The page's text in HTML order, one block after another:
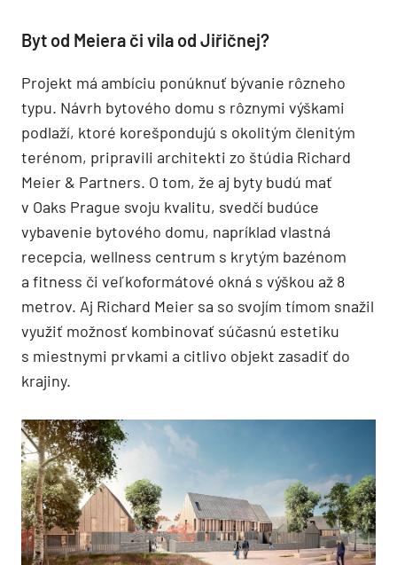
Byt od Meiera či vila od Jiřičnej?
Projekt má ambíciu ponúknuť bývanie rôzneho
typu. Návrh bytového domu s rôznymi výškami
podlaží, ktoré korešpondujú s okolitým členitým
terénom, pripravili architekti zo štúdia Richard
Meier & Partners. O tom, že aj byty budú mať
v Oaks Prague svoju kvalitu, svedčí budúce
vybavenie bytového domu, napríklad vlastná
recepcia, wellness centrum s krytým bazénom
a fitness či veľkoformátové okná s výškou až 8
metrov. Aj Richard Meier sa so svojím tímom snažil
využiť možnosť kombinovať súčasnú estetiku
s miestnymi prvkami a citlivo objekt zasadiť do
krajiny.